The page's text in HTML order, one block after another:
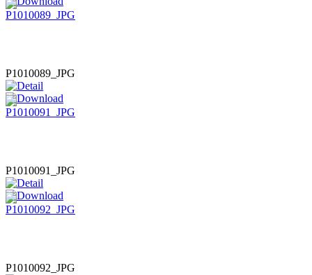
P1010089_JPG
P1010091_JPG
P1010092_JPG